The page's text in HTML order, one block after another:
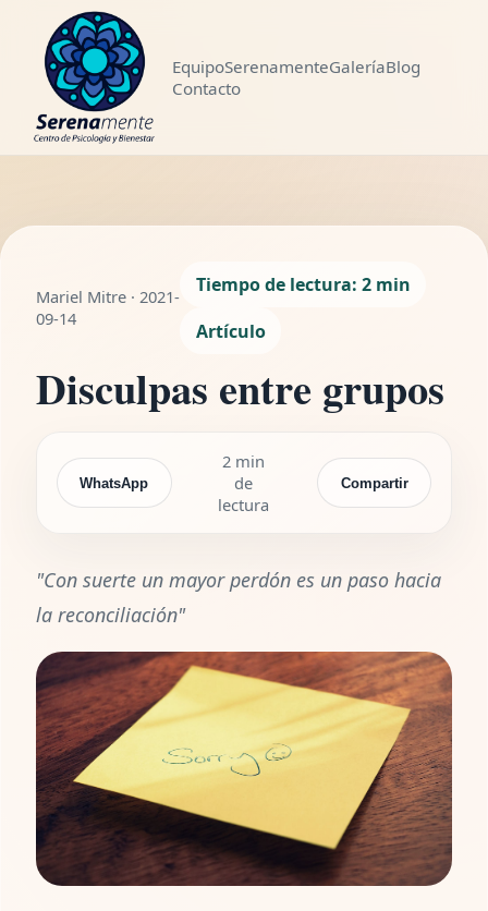
EquipoSerenamenteGaleríaBlog
Contacto
Mariel Mitre · 2021-
09-14
Tiempo de lectura: 2 min
Artículo
Disculpas entre grupos
WhatsApp
2 min
de
lectura
Compartir
"Con suerte un mayor perdón es un paso hacia
la reconciliación"